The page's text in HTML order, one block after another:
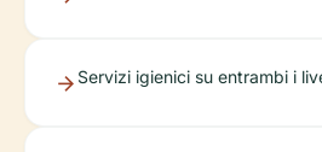
Servizi igienici su entrambi i